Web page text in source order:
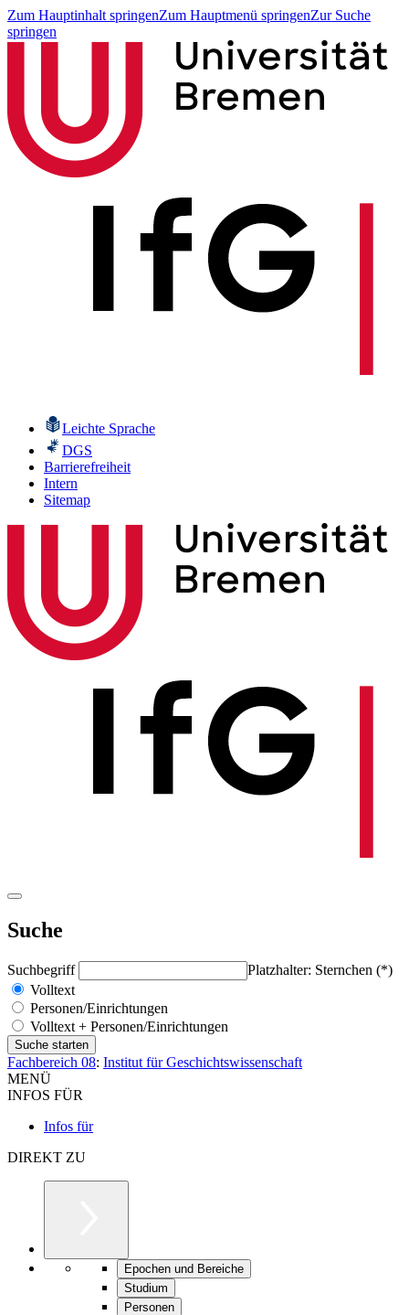
Zum Hauptinhalt springenZum Hauptmenü springenZur Suche
springen
Leichte Sprache
DGS
Barrierefreiheit
Intern
Sitemap
Suche
Suchbegriff
Platzhalter: Sternchen (*)
Volltext
Personen/Einrichtungen
Volltext + Personen/Einrichtungen
Fachbereich 08: Institut für Geschichtswissenschaft
MENÜ
INFOS FÜR
Infos für
DIREKT ZU
Epochen und Bereiche
Studium
Personen